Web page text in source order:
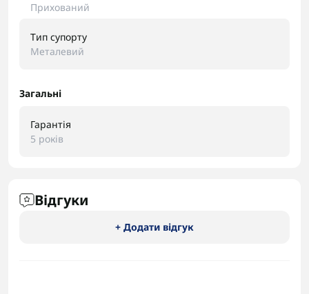
Прихований
Тип супорту
Металевий
Загальні
Гарантія
5 років
Відгуки
+ Додати відгук